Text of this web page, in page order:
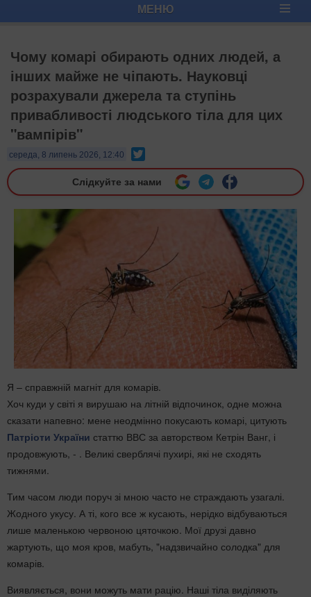
МЕНЮ
Чому комарі обирають одних людей, а
інших майже не чіпають. Науковці
розрахували джерела та ступінь
привабливості людського тіла для цих
"вампірів"
середа, 8 липень 2026, 12:40
Слідкуйте за нами
Я – справжній магніт для комарів.
Хоч куди у світі я вирушаю на літній відпочинок, одне можна
сказати напевно: мене неодмінно покусають комарі, цитують
Патріоти України статтю ВВС за авторством Кетрін Ванг, і
продовжують, - . Великі сверблячі пухирі, які не сходять
тижнями.
Тим часом люди поруч зі мною часто не страждають узагалі.
Жодного укусу. А ті, кого все ж кусають, нерідко відбуваються
лише маленькою червоною цяточкою. Мої друзі давно
жартують, що моя кров, мабуть, "надзвичайно солодка" для
комарів.
Виявляється, вони можуть мати рацію. Наші тіла виділяють